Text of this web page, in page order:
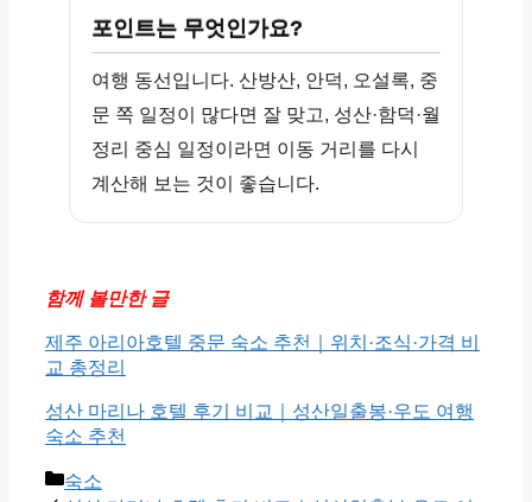
포인트는 무엇인가요?
여행 동선입니다. 산방산, 안덕, 오설록, 중
문 쪽 일정이 많다면 잘 맞고, 성산·함덕·월
정리 중심 일정이라면 이동 거리를 다시
계산해 보는 것이 좋습니다.
함께 볼만한 글
제주 아리아호텔 중문 숙소 추천｜위치·조식·가격 비
교 총정리
성산 마리나 호텔 후기 비교｜성산일출봉·우도 여행
숙소 추천
카
숙소